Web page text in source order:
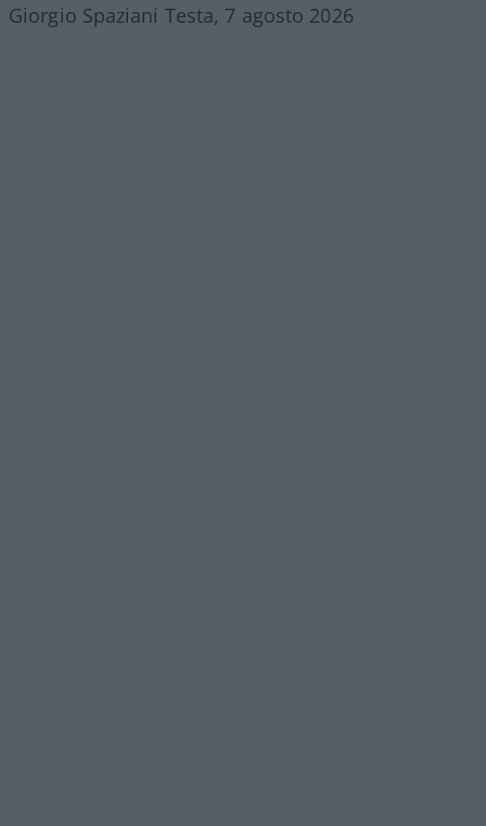
Giorgio Spaziani Testa, 7 agosto 2026